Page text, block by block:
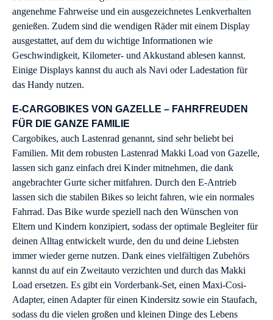
angenehme Fahrweise und ein ausgezeichnetes Lenkverhalten
genießen. Zudem sind die wendigen Räder mit einem Display
ausgestattet, auf dem du wichtige Informationen wie
Geschwindigkeit, Kilometer- und Akkustand ablesen kannst.
Einige Displays kannst du auch als Navi oder Ladestation für
das Handy nutzen.
E-CARGOBIKES VON GAZELLE – FAHRFREUDEN
FÜR DIE GANZE FAMILIE
Cargobikes, auch Lastenrad genannt, sind sehr beliebt bei
Familien. Mit dem robusten Lastenrad Makki Load von Gazelle,
lassen sich ganz einfach drei Kinder mitnehmen, die dank
angebrachter Gurte sicher mitfahren. Durch den E-Antrieb
lassen sich die stabilen Bikes so leicht fahren, wie ein normales
Fahrrad. Das Bike wurde speziell nach den Wünschen von
Eltern und Kindern konzipiert, sodass der optimale Begleiter für
deinen Alltag entwickelt wurde, den du und deine Liebsten
immer wieder gerne nutzen. Dank eines vielfältigen Zubehörs
kannst du auf ein Zweitauto verzichten und durch das Makki
Load ersetzen. Es gibt ein Vorderbank-Set, einen Maxi-Cosi-
Adapter, einen Adapter für einen Kindersitz sowie ein Staufach,
sodass du die vielen großen und kleinen Dinge des Lebens